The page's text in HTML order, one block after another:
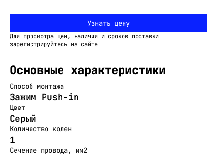
Контакты
Вход
Узнать цену
Для просмотра цен, наличия и сроков поставки
зарегистрируйтесь на сайте
Основные характеристики
Способ монтажа
Зажим Push-in
Цвет
Серый
Количество колен
1
Сечение провода, мм2